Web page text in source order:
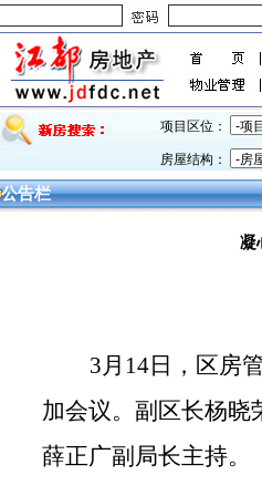
项目区位：
房屋结构：
公告栏
凝
3月14日 ，区房
加会议。副区长杨晓
薛正广副局长主持。